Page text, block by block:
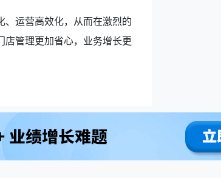
运营高效化，从而在激烈的
店管理更加省心，业务增长更